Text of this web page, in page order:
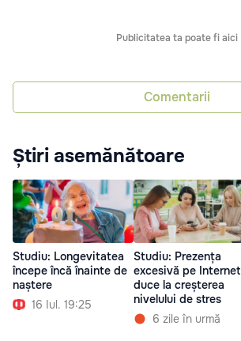
Publicitatea ta poate fi aici
Comentarii
Știri asemănătoare
Studiu: Longevitatea
începe încă înainte de
naștere
16 Iul. 19:25
Studiu: Prezența
excesivă pe Internet
duce la creșterea
nivelului de stres
6 zile în urmă